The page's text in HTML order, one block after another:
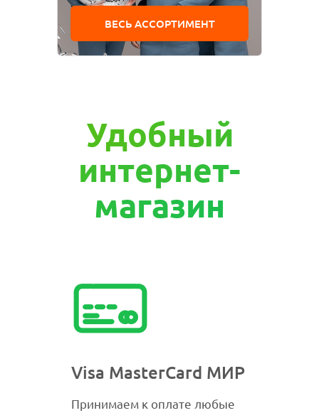
ВЕСЬ АССОРТИМЕНТ
Удобный
интернет-
магазин
Visa MasterCard МИР
Принимаем к оплате любые